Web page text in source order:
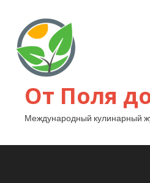
От Поля
Международный кулинарный